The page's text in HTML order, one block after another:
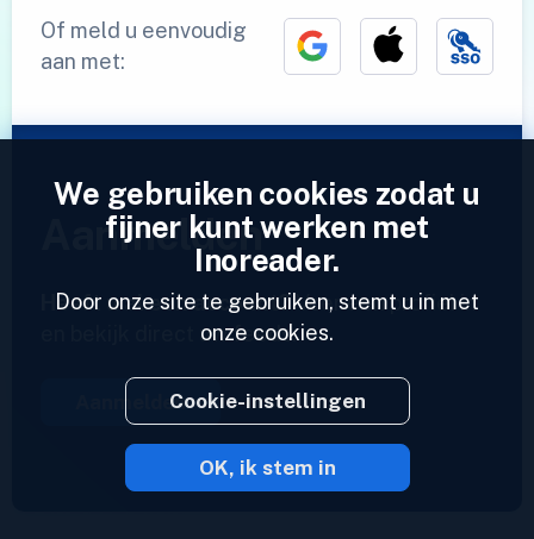
Of meld u eenvoudig
aan met:
Aanmelden
Heeft u al een account?Voer een profiel in
en bekijk direct uw feeds.
Aanmelden
2023 © Inoreader
We gebruiken cookies zodat u
fijner kunt werken met
Inoreader.
Door onze site te gebruiken, stemt u in met
onze cookies.
Cookie-instellingen
OK, ik stem in